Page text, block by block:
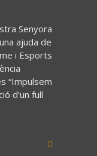
Senyora
ajuda de
i Esports
“Impulsem
d’un full